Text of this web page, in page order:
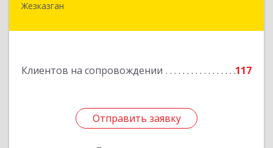
Жезказган
Клиентов на сопровождении 117
Отправить заявку
100600, Республика Казахстан, Карагандинская
Отправить заявку